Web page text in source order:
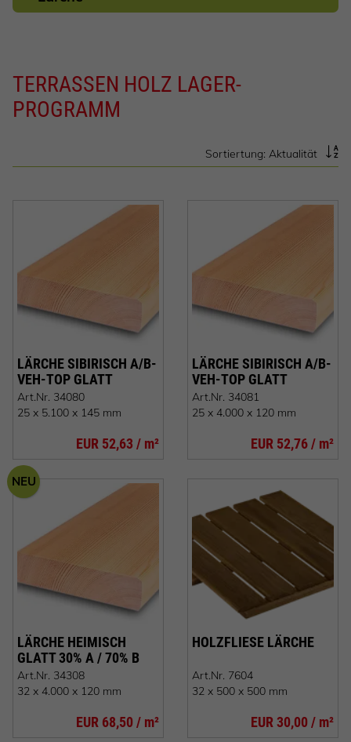
TERRASSEN HOLZ LAGER-
PROGRAMM
Sortiertung: Aktualität
LÄRCHE SIBIRISCH A/B-
VEH-TOP GLATT
GERUNDET
Art.Nr. 34080
25 x 5.100 x 145 mm
EUR 52,63 / m²
LÄRCHE SIBIRISCH A/B-
VEH-TOP GLATT
GERUNDET
Art.Nr. 34081
25 x 4.000 x 120 mm
EUR 52,76 / m²
LÄRCHE HEIMISCH
GLATT 30% A / 70% B
Art.Nr. 34308
32 x 4.000 x 120 mm
EUR 68,50 / m²
NEU
HOLZFLIESE LÄRCHE
Art.Nr. 7604
32 x 500 x 500 mm
EUR 30,00 / m²